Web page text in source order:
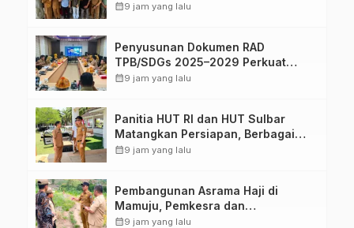
Dukung Sertifikasi ISPO Pekebun di
calendar_month9 jam yang lalu
Penyusunan Dokumen RAD
TPB/SDGs 2025–2029 Perkuat
Arah Pembangunan Berkelanjutan
calendar_month9 jam yang lalu
Panitia HUT RI dan HUT Sulbar
Matangkan Persiapan, Berbagai
Lomba Akan Dilaksanakan Pemprov
calendar_month9 jam yang lalu
Pembangunan Asrama Haji di
Mamuju, Pemkesra dan
Kementerian Haji Sulbar Tinjau
calendar_month9 jam yang lalu